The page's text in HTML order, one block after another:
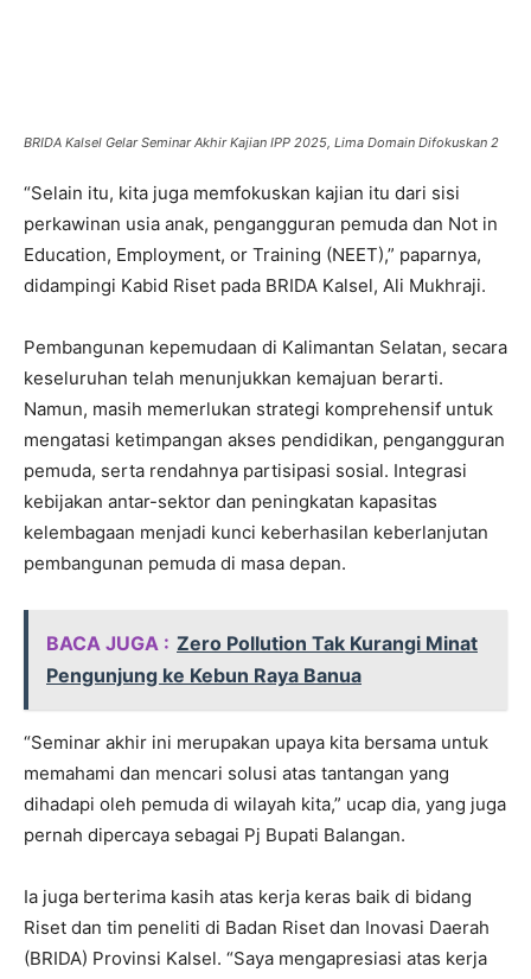
BRIDA Kalsel Gelar Seminar Akhir Kajian IPP 2025, Lima Domain Difokuskan 2
“Selain itu, kita juga memfokuskan kajian itu dari sisi
perkawinan usia anak, pengangguran pemuda dan Not in
Education, Employment, or Training (NEET),” paparnya,
didampingi Kabid Riset pada BRIDA Kalsel, Ali Mukhraji.
Pembangunan kepemudaan di Kalimantan Selatan, secara
keseluruhan telah menunjukkan kemajuan berarti.
Namun, masih memerlukan strategi komprehensif untuk
mengatasi ketimpangan akses pendidikan, pengangguran
pemuda, serta rendahnya partisipasi sosial. Integrasi
kebijakan antar-sektor dan peningkatan kapasitas
kelembagaan menjadi kunci keberhasilan keberlanjutan
pembangunan pemuda di masa depan.
BACA JUGA : Zero Pollution Tak Kurangi Minat
Pengunjung ke Kebun Raya Banua
“Seminar akhir ini merupakan upaya kita bersama untuk
memahami dan mencari solusi atas tantangan yang
dihadapi oleh pemuda di wilayah kita,” ucap dia, yang juga
pernah dipercaya sebagai Pj Bupati Balangan.
Ia juga berterima kasih atas kerja keras baik di bidang
Riset dan tim peneliti di Badan Riset dan Inovasi Daerah
(BRIDA) Provinsi Kalsel. “Saya mengapresiasi atas kerja